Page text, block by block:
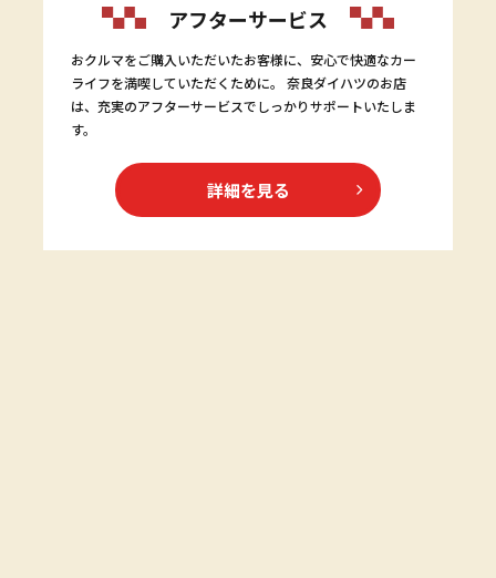
アフターサービス
おクルマをご購入いただいたお客様に、安心で快適なカー
ライフを満喫していただくために。 奈良ダイハツのお店
は、充実のアフターサービスでしっかりサポートいたしま
す。
詳細を見る